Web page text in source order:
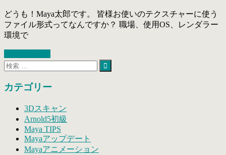
ァ
イ
どうも！Maya太郎です。 皆様お使いのテクスチャーに使う
ファイル形式ってなんですか？ 職場、使用OS、レンダラー
環境で
検
対
検
カテゴリー
3Dスキャン
Arnold5初級
Maya TIPS
Mayaアップデート
Mayaアニメーション